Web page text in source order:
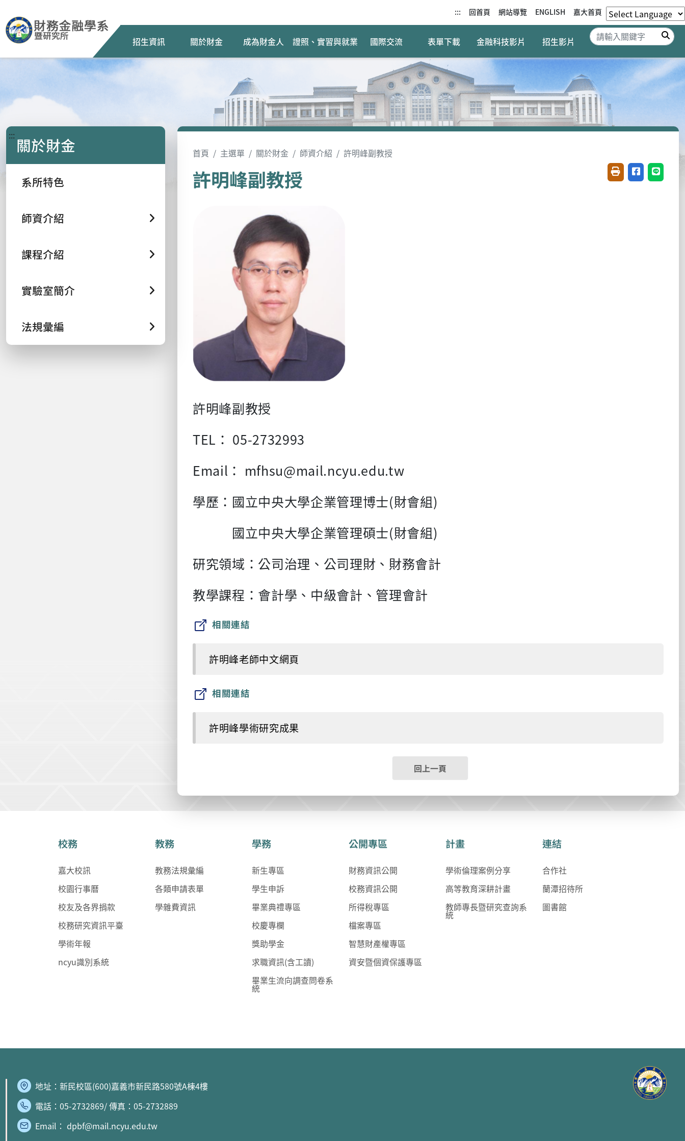
::: 回首頁 網站導覽 ENGLISH 嘉大首頁
招生資訊 關於財金 成為財金人 證照、實習與就業 國際交流 表單下載 金融科技影片 招生影片
搜
::: 關於財金
系所特色
師資介紹
課程介紹
實驗室簡介
法規彙編
首頁 主選單 關於財金 師資介紹 許明峰副教授
許明峰副教授 友善列印(開新視窗)
分享至臉書(
分享至
許明峰副教授
TEL： 05-2732993
Email： mfhsu@mail.ncyu.edu.tw
學歷：國立中央大學企業管理博士(財會組)
國立中央大學企業管理碩士(財會組)
研究領域：公司治理、公司理財、財務會計
教學課程：會計學、中級會計、管理會計
相關連結
許明峰老師中文網頁
相關連結
許明峰學術研究成果
回上一頁
校務
嘉大校訊
校園行事曆
校友及各界捐款
校務研究資訊平臺
學術年報
ncyu識別系統
教務
教務法規彙編
各類申請表單
學雜費資訊
學務
新生專區
學生申訴
畢業典禮專區
校慶專欄
獎助學金
求職資訊(含工讀)
畢業生流向調查問卷系
統
公開專區
財務資訊公開
校務資訊公開
所得稅專區
檔案專區
智慧財產權專區
資安暨個資保護專區
計畫
學術倫理案例分享
高等教育深耕計畫
教師專長暨研究查詢系
統
連結
合作社
蘭潭招待所
圖書館
地址： 新民校區(600)嘉義市新民路580號A棟4樓
電話：05-2732869/ 傳真：05-2732889
Email： dpbf@mail.ncyu.edu.tw